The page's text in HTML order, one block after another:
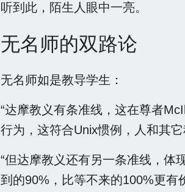
听到此，陌生人眼中一亮。
无名师的双路论
无名师如是教导学生：
“达摩教义有条准线，这在尊者
行为，这符合Unix惯例，人和其
“但达摩教义还有另一条准线，体
到的90%，比等不来的100%更有